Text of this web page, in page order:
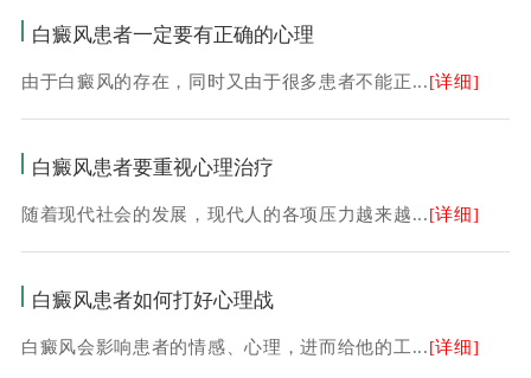
白癜风患者一定要有正确的心理
由于白癜风的存在，同时又由于很多患者不能正...[详细]
白癜风患者要重视心理治疗
随着现代社会的发展，现代人的各项压力越来越...[详细]
白癜风患者如何打好心理战
白癜风会影响患者的情感、心理，进而给他的工...[详细]